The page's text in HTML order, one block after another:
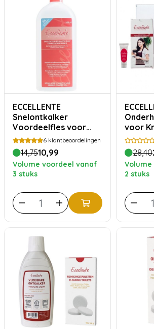
ECCELLENTE
Snelontkalker
Voordeelfles voor
Siemens Bosch
6 klantbeoordelingen
14,7510,99
Volume voordeel vanaf
3 stuks
voor
28,40
2 stuks